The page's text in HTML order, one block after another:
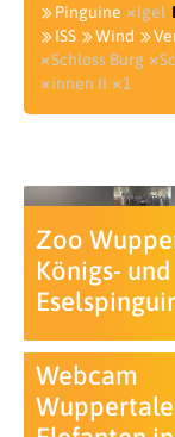
Pinguine
Igel
ISS
Wind
Schloss Burg
innen II
1
Zoo
Königs- und
Webcam